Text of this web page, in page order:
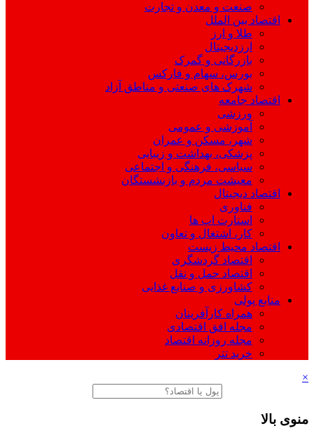
صنعت و معدن و تجارت
اقتصاد بین الملل
طلا و ارز
ارزدیجیتال
بازرگانی و گمرک
بورس، سهام و فارکس
شهرک های صنعتی و مناطق آزاد
اقتصاد جامعه
ورزشی
آموزشی و عمومی
شهر، مسکن و عمران
پزشکی، بهداشت و زیبایی
سیاسی، فرهنگی و اجتماعی
معیشت مردم و بازنشستگان
اقتصاد دیجیتال
فناوری
استارت اپ ها
کار، اشتغال و تعاون
اقتصاد محیط زیست
اقتصاد گردشگری
اقتصاد حمل و نقل
کشاورزی و صنایع غذایی
منابع پولی
همراه کارآفرینان
مجله افق اقتصادی
مجله روزانه اقتصاد
خرید تتر
×
منوی بالا